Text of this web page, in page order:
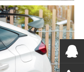
在线